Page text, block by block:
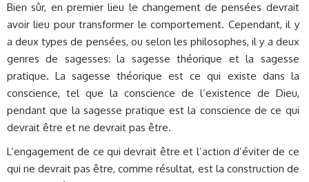
Bien sûr, en premier lieu le changement de pensées devrait
avoir lieu pour transformer le comportement. Cependant, il y
a deux types de pensées, ou selon les philosophes, il y a deux
genres de sagesses: la sagesse théorique et la sagesse
pratique. La sagesse théorique est ce qui existe dans la
conscience, tel que la conscience de l’existence de Dieu,
pendant que la sagesse pratique est la conscience de ce qui
devrait être et ne devrait pas être.
L’engagement de ce qui devrait être et l’action d’éviter de ce
qui ne devrait pas être, comme résultat, est la construction de